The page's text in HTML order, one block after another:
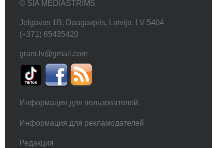
© SIA MEDIASTRIMS
Jelgavas 1B, Daugavpils, Latvija, LV-5404
(+371) 65435420
grani.lv@gmail.com
Информация для пользователей
Информация для рекламодателей
Редакция